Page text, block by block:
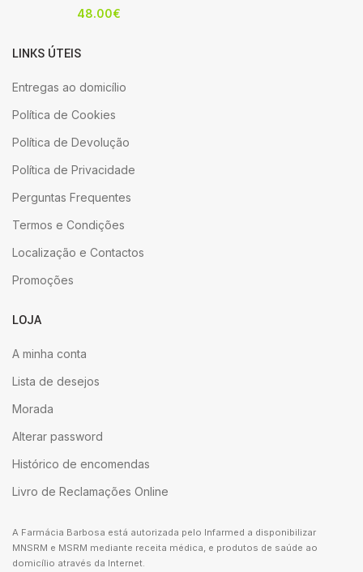
48.00€
LINKS ÚTEIS
Entregas ao domicílio
Política de Cookies
Política de Devolução
Política de Privacidade
Perguntas Frequentes
Termos e Condições
Localização e Contactos
Promoções
LOJA
A minha conta
Lista de desejos
Morada
Alterar password
Histórico de encomendas
Livro de Reclamações Online
A Farmácia Barbosa está autorizada pelo Infarmed a disponibilizar
MNSRM e MSRM mediante receita médica, e produtos de saúde ao
domicílio através da Internet.